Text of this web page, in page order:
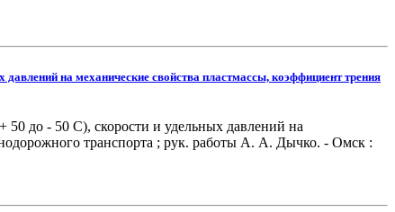
на механические свойства пластмассы, коэффициент трения
до - 50 С), скорости и удельных давлений на
транспорта ; рук. работы А. А. Дычко. - Омск :